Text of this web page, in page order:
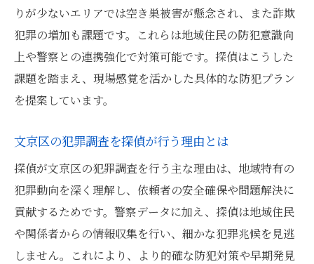
りが少ないエリアでは空き巣被害が懸念され、また詐欺
犯罪の増加も課題です。これらは地域住民の防犯意識向
上や警察との連携強化で対策可能です。探偵はこうした
課題を踏まえ、現場感覚を活かした具体的な防犯プラン
を提案しています。
文京区の犯罪調査を探偵が行う理由とは
探偵が文京区の犯罪調査を行う主な理由は、地域特有の
犯罪動向を深く理解し、依頼者の安全確保や問題解決に
貢献するためです。警察データに加え、探偵は地域住民
や関係者からの情報収集を行い、細かな犯罪兆候を見逃
しません。これにより、より的確な防犯対策や早期発見